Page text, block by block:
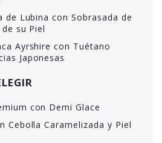
de Lubina con Sobrasada de
su Piel
Ayrshire con Tuétano
Japonesas
con Demi Glace
Cebolla Caramelizada y Piel